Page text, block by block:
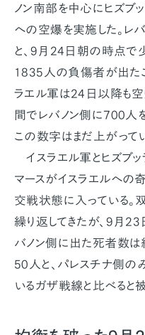
ノン南部を中心にヒズ
への空爆を実施した。レ
と、9月24日朝の時点で
1835人の負傷者が出た
ラエル軍は24日以降も空
間でレバノン側に700人
この数字はまだ上がってい
イスラエル軍とヒズブ
マースがイスラエルへの
交戦状態に入っている。
繰り返してきたが、9月
バノン側に出た死者数は
50人と、パレスチナ側
いるガザ戦線と比べると